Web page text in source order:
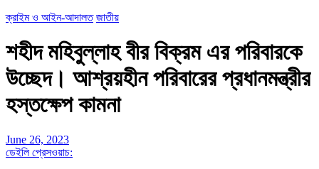
ক্রাইম ও আইন-আদালত জাতীয়
শহীদ মহিবুল্লাহ বীর বিক্রম এর পরিবারকে
উচ্ছেদ। আশ্রয়হীন পরিবারের প্রধানমন্ত্রীর
হস্তক্ষেপ কামনা
June 26, 2023
ডেইলি প্রেসওয়াচ: